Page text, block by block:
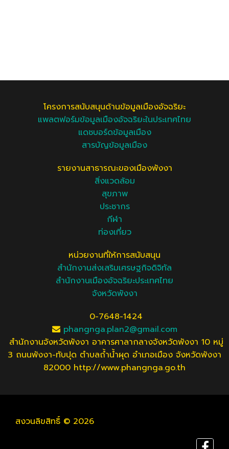
โครงการสนับสนุนด้านข้อมูลเมืองอัจฉริยะ
แพลตฟอร์มข้อมูลเมืองอัจฉริยะในประเทศไทย
แดชบอร์ดข้อมูลเมือง
สารบัญข้อมูลเมือง
รายงานสาธารณะของเมืองพังงา
สิ่งแวดล้อม
สุขภาพ
ประชากร
กีฬา
ท่องเที่ยว
หน่วยงานที่ให้การสนับสนุน
สำนักงานส่งเสริมเศรษฐกิจดิจิทัล
สำนักงานเมืองอัจฉริยะประเทศไทย
จังหวัดพังงา
0-7648-1424
phangnga.plan2@gmail.com
สำนักงานจังหวัดพังงา อาคารศาลากลางจังหวัดพังงา 10 หมู่
3 ถนนพังงา-ทับปุด ตำบลถ้ำน้ำผุด อำเภอเมือง จังหวัดพังงา
82000 http://www.phangnga.go.th
สงวนลิขสิทธิ์ © 2026